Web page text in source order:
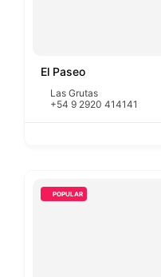
El Paseo
Las Grutas
+54 9 2920 414141
POPULAR